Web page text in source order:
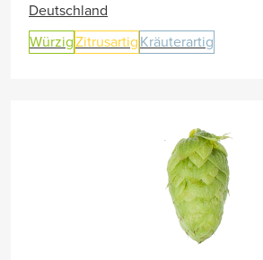
Deutschland
WürzigZitrusartig Kräuterartig